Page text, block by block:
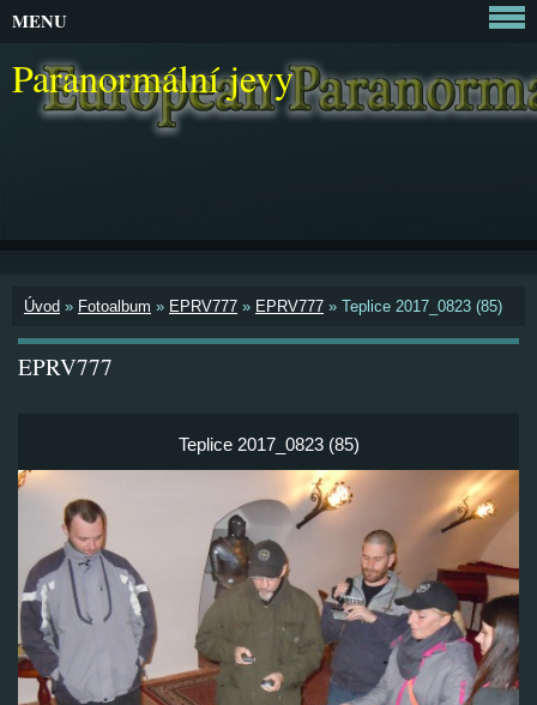
Paranormální jevy
Úvod » Fotoalbum » EPRV777 » EPRV777 » Teplice 2017_0823 (85)
EPRV777
Teplice 2017_0823 (85)
MENU